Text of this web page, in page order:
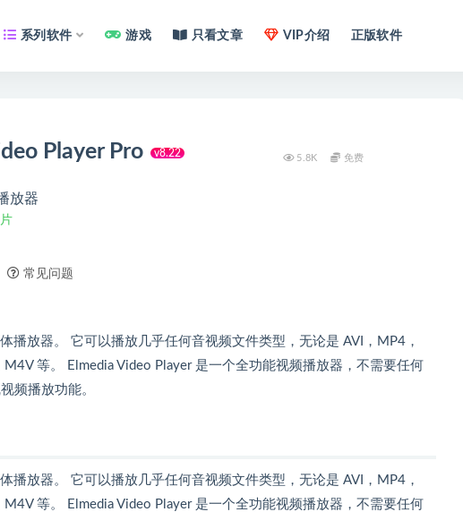
系列软件 游戏 只看文章 VIP介绍 正版软件
Player Pro v8.22
放器
5.8K 免费
常见问题
播放器。 它可以播放几乎任何音视频文件类型，无论是 AVI，MP4，
等。 Elmedia Video Player 是一个全功能视频播放器，不需要任何
频播放功能。
播放器。 它可以播放几乎任何音视频文件类型，无论是 AVI，MP4，
等。 Elmedia Video Player 是一个全功能视频播放器，不需要任何